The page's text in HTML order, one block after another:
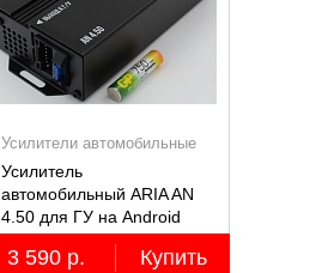
Усилители автомобильные
Усилитель
автомобильный ARIA AN
4.50 для ГУ на Android
3 590 р. Купить